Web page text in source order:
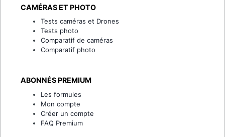
CAMÉRAS ET PHOTO
Tests caméras et Drones
Tests photo
Comparatif de caméras
Comparatif photo
ABONNÉS PREMIUM
Les formules
Mon compte
Créer un compte
FAQ Premium